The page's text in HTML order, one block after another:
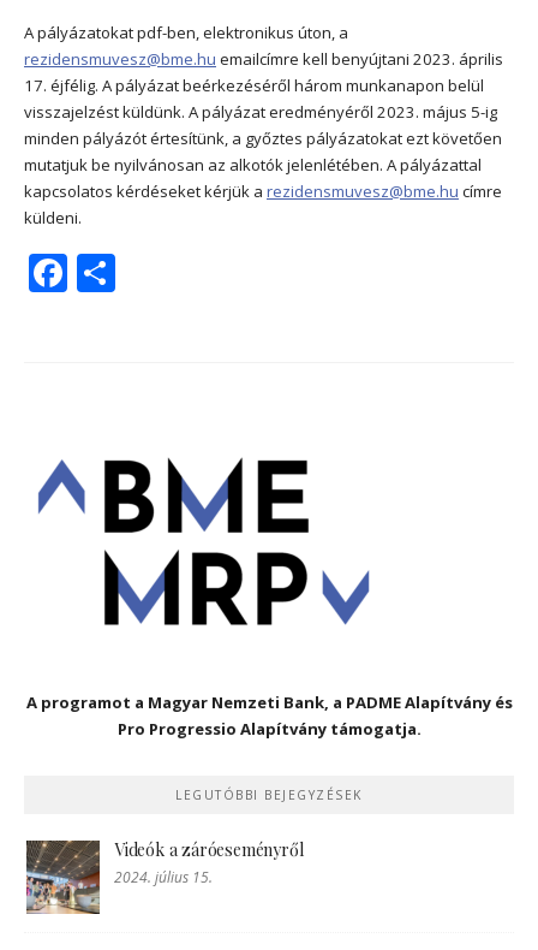
A pályázatokat pdf-ben, elektronikus úton, a
rezidensmuvesz@bme.hu emailcímre kell benyújtani 2023. április
17. éjfélig. A pályázat beérkezéséről három munkanapon belül
visszajelzést küldünk. A pályázat eredményéről 2023. május 5-ig
minden pályázót értesítünk, a győztes pályázatokat ezt követően
mutatjuk be nyilvánosan az alkotók jelenlétében. A pályázattal
kapcsolatos kérdéseket kérjük a rezidensmuvesz@bme.hu címre
küldeni.
Facebook
A programot a Magyar Nemzeti Bank, a PADME Alapítvány és
Pro Progressio Alapítvány támogatja.
LEGUTÓBBI BEJEGYZÉSEK
Videók a záróeseményről
2024. július 15.